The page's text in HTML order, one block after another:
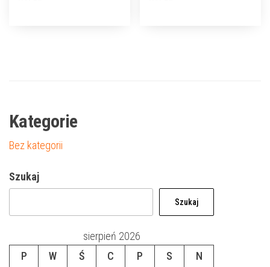
Kategorie
Bez kategorii
Szukaj
Szukaj
sierpień 2026
P
W Ś C P S N